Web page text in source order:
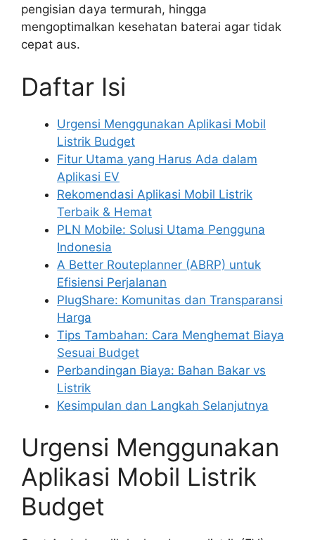
pengisian daya termurah, hingga
mengoptimalkan kesehatan baterai agar tidak
cepat aus.
Daftar Isi
Urgensi Menggunakan Aplikasi Mobil
Listrik Budget
Fitur Utama yang Harus Ada dalam
Aplikasi EV
Rekomendasi Aplikasi Mobil Listrik
Terbaik & Hemat
PLN Mobile: Solusi Utama Pengguna
Indonesia
A Better Routeplanner (ABRP) untuk
Efisiensi Perjalanan
PlugShare: Komunitas dan Transparansi
Harga
Tips Tambahan: Cara Menghemat Biaya
Sesuai Budget
Perbandingan Biaya: Bahan Bakar vs
Listrik
Kesimpulan dan Langkah Selanjutnya
Urgensi Menggunakan
Aplikasi Mobil Listrik
Budget